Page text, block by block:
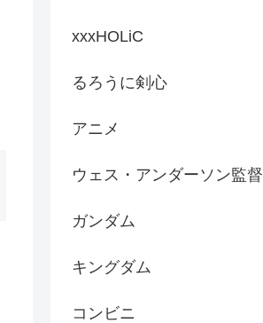
xxxHOLiC
るろうに剣心
アニメ
ウェス・アンダーソン監督
ガンダム
キングダム
コンビニ